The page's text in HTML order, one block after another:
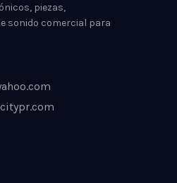
piezas,
sonido comercial para